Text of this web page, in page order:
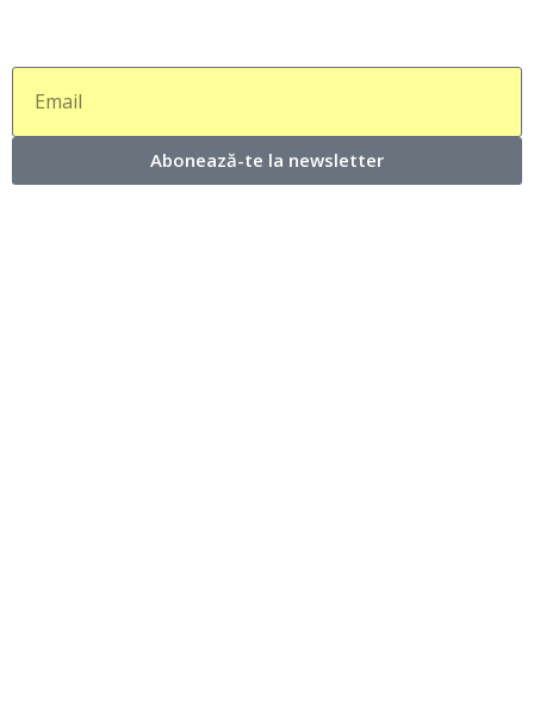
Abonează-te la newsletter